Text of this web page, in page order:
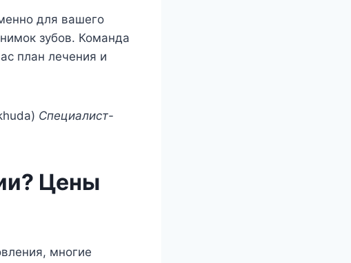
для вашего
зубов. Команда
план лечения и
Специалист-
Цены
многие